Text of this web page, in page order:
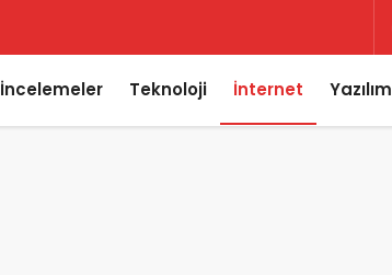
İncelemeler Teknoloji İnternet Yazılım